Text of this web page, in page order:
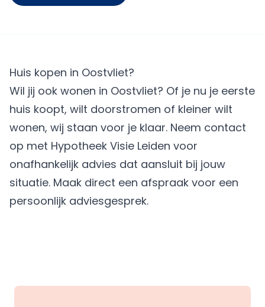
Huis kopen in Oostvliet?
Wil jij ook wonen in Oostvliet? Of je nu je eerste
huis koopt, wilt doorstromen of kleiner wilt
wonen, wij staan voor je klaar. Neem contact
op met Hypotheek Visie Leiden voor
onafhankelijk advies dat aansluit bij jouw
situatie. Maak direct een afspraak voor een
persoonlijk adviesgesprek.